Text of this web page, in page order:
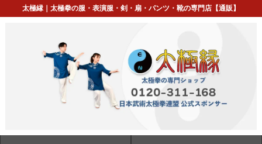
太極縁｜太極拳の服・表演服・剣・扇・パンツ・靴の専門店【通販】